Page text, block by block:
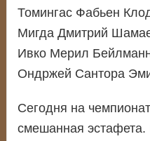
Томингас Фабьен
Мигда Дмитрий
Ивко Мерил
Ондржей Сантора
Сегодня на
смешанная эстафета.